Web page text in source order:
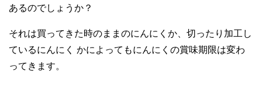
あるのでしょうか？
それは買ってきた時のままのにんにくか、切ったり加工し
ているにんにく かによってもにんにくの賞味期限は変わ
ってきます。